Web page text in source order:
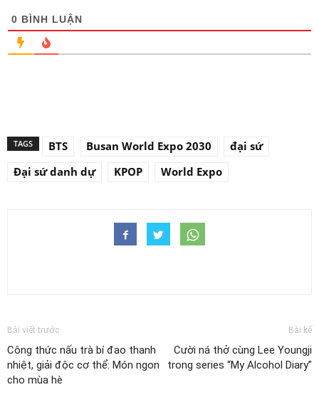
0 BÌNH LUẬN
TAGS BTS Busan World Expo 2030
đại sứ
Đại sứ danh dự
KPOP World Expo
Bài viết trước
Công thức nấu trà bí đao thanh
nhiệt, giải độc cơ thể: Món ngon
cho mùa hè
Bài kế
Cười ná thở cùng Lee Youngji
trong series “My Alcohol Diary”